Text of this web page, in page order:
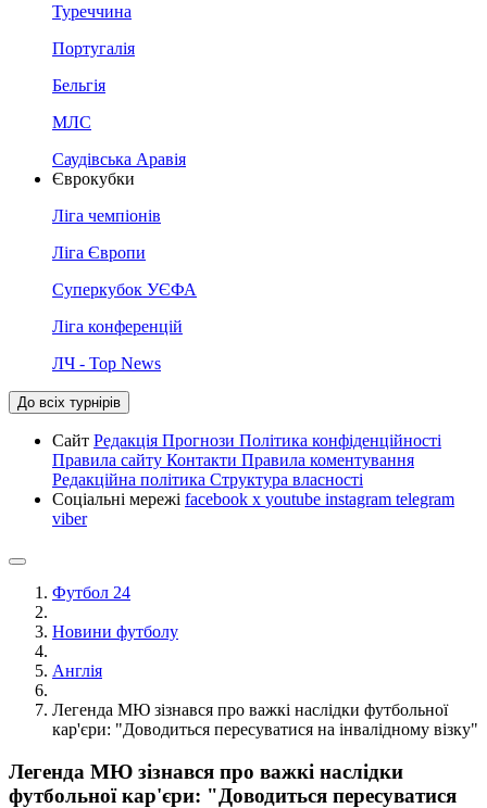
Туреччина
Португалія
Бельгія
МЛС
Саудівська Аравія
Єврокубки
Ліга чемпіонів
Ліга Європи
Суперкубок УЄФА
Ліга конференцій
ЛЧ - Top News
До всіх турнірів
Сайт Редакція Прогнози Політика конфіденційності
Правила сайту Контакти Правила коментування
Редакційна політика Структура власності
Соціальні мережі facebook x youtube instagram telegram
viber
Футбол 24
Новини футболу
Англія
Легенда МЮ зізнався про важкі наслідки футбольної
кар'єри: "Доводиться пересуватися на інвалідному візку"
Легенда МЮ зізнався про важкі наслідки
футбольної кар'єри: "Доводиться пересуватися